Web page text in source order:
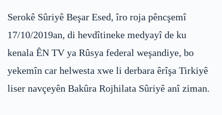
Serokê Sûriyê Beşar Esed, îro roja pêncşemî
17/10/2019an, di hevdîtineke medyayî de ku
kenala ÊN TV ya Rûsya federal weşandiye, bo
yekemîn car helwesta xwe li derbara êrîşa Tirkiyê
liser navçeyên Bakûra Rojhilata Sûriyê anî ziman.